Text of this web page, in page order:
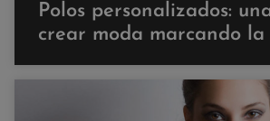
Polos personalizados:
crear moda marcando